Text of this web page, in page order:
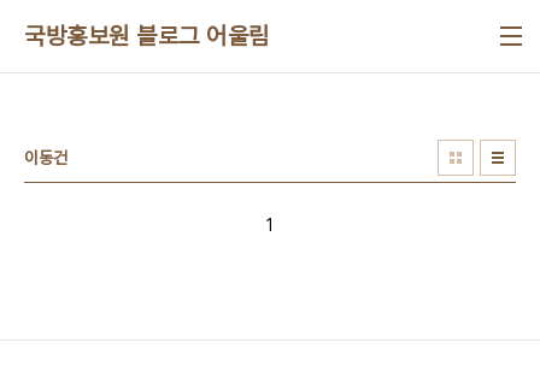
국방홍보원 블로그 어울림
이동건
1